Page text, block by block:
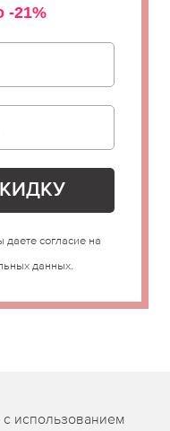
-21%
согласие на
данных.
использованием